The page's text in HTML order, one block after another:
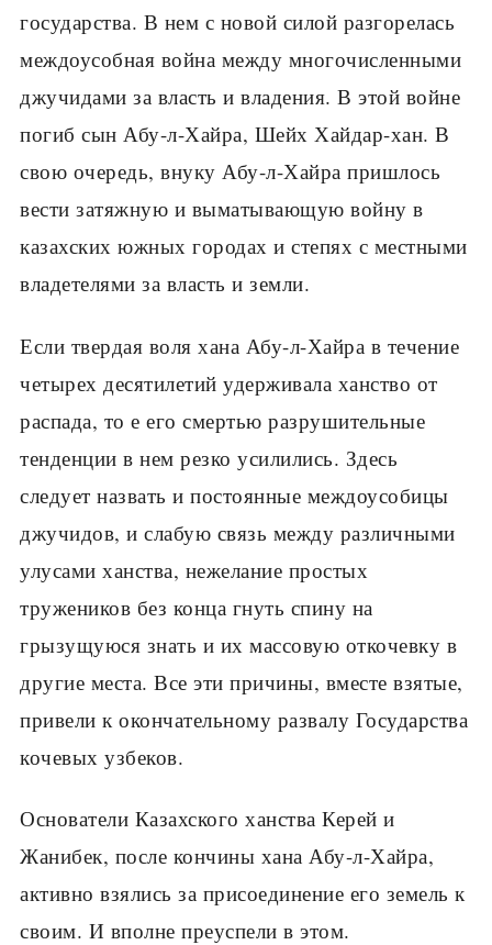
государства. В нем с новой силой разгорелась
междоусобная война между многочисленными
джучидами за власть и владения. В этой войне
погиб сын Абу-л-Хайра, Шейх Хайдар-хан. В
свою очередь, внуку Абу-л-Хайра пришлось
вести затяжную и выматывающую войну в
казахских южных городах и степях с местными
владетелями за власть и земли.
Если твердая воля хана Абу-л-Хайра в течение
четырех десятилетий удерживала ханство от
распада, то е его смертью разрушительные
тенденции в нем резко усилились. Здесь
следует назвать и постоянные междоусобицы
джучидов, и слабую связь между различными
улусами ханства, нежелание простых
тружеников без конца гнуть спину на
грызущуюся знать и их массовую откочевку в
другие места. Все эти причины, вместе взятые,
привели к окончательному развалу Государства
кочевых узбеков.
Основатели Казахского ханства Керей и
Жанибек, после кончины хана Абу-л-Хайра,
активно взялись за присоединение его земель к
своим. И вполне преуспели в этом.